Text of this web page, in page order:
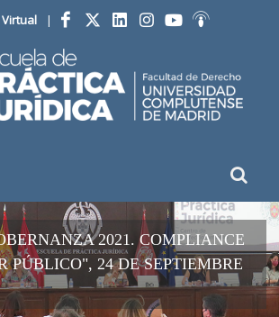
|
Facebook
2021. COMPLIANCE
PÚBLICO", 24 DE SEPTIEMBRE